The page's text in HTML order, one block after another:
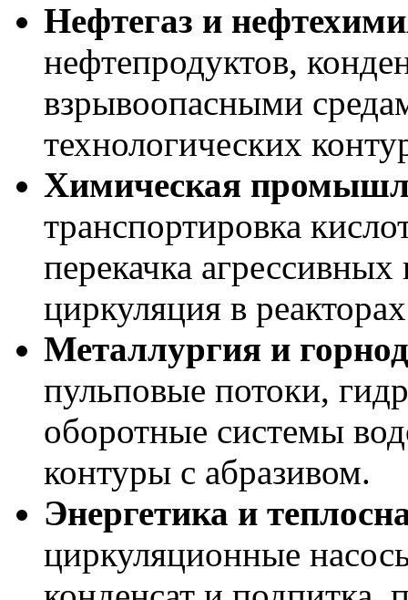
Нефтегаз и
нефтепродуктов,
взрывоопасными
технологических
Химическая
транспортировка
перекачка
циркуляция в
Металлургия и
пульповые потоки,
оборотные системы
контуры с абразивом.
Энергетика и
циркуляционные